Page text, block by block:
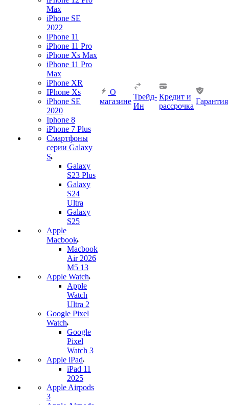
Max
iPhone SE
2022
iPhone 11
iPhone 11 Pro
iPhone Xs Max
iPhone 11 Pro
Max
iPhone XR
IPhone Xs
iPhone SE
2020
Iphone 8
iPhone 7 Plus
Смартфоны
серии Galaxy
S
Galaxy
S23 Plus
Galaxy
S24
Ultra
Galaxy
S25
Apple
Macbook
Macbook
Air 2026
M5 13
Apple Watch
Apple
Watch
Ultra 2
Google Pixel
Watch
Google
Pixel
Watch 3
Apple iPad
iPad 11
2025
Apple Airpods
3
О
магазине
Трейд-
Ин
Кредит и
рассрочка
Гарантия